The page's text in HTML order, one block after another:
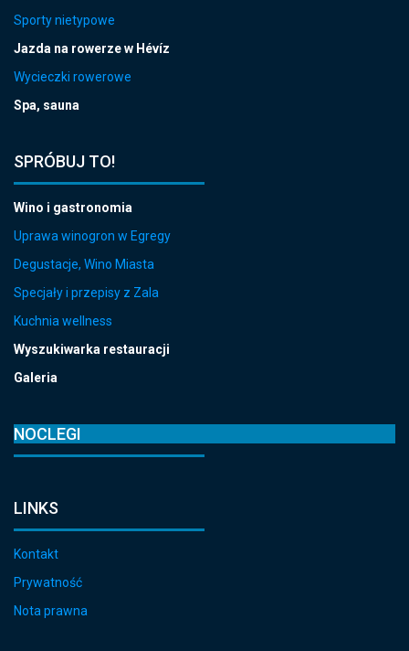
Sporty nietypowe
Jazda na rowerze w Hévíz
Wycieczki rowerowe
Spa, sauna
SPRÓBUJ TO!
Wino i gastronomia
Uprawa winogron w Egregy
Degustacje, Wino Miasta
Specjały i przepisy z Zala
Kuchnia wellness
Wyszukiwarka restauracji
Galeria
NOCLEGI
LINKS
Kontakt
Prywatność
Nota prawna